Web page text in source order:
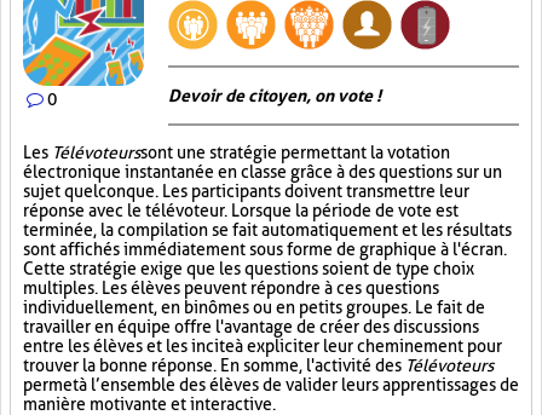
0 Devoir de citoyen, on vote !
Les Télévoteurssont une stratégie permettant la votation
électronique instantanée en classe grâce à des questions sur un
sujet quelconque. Les participants doivent transmettre leur
réponse avec le télévoteur. Lorsque la période de vote est
terminée, la compilation se fait automatiquement et les résultats
sont affichés immédiatement sous forme de graphique à l'écran.
Cette stratégie exige que les questions soient de type choix
multiples. Les élèves peuvent répondre à ces questions
individuellement, en binômes ou en petits groupes. Le fait de
travailler en équipe offre l'avantage de créer des discussions
entre les élèves et les incite à expliciter leur cheminement pour
trouver la bonne réponse. En somme, l'activité des Télévoteurs
permet à l’ensemble des élèves de valider leurs apprentissages de
manière motivante et interactive.